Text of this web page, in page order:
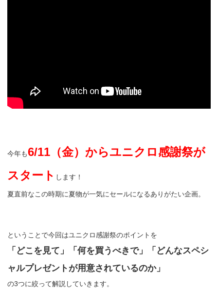
今年も6/11（金）からユニクロ感謝祭が
スタート します！
夏直前なこの時期に夏物が一気にセールになるありがたい企画。
ということで今回はユニクロ感謝祭のポイントを
「どこを見て」「何を買うべきで」「どんなスペシ
ャルプレゼントが用意されているのか」
の3つに絞って解説していきます。